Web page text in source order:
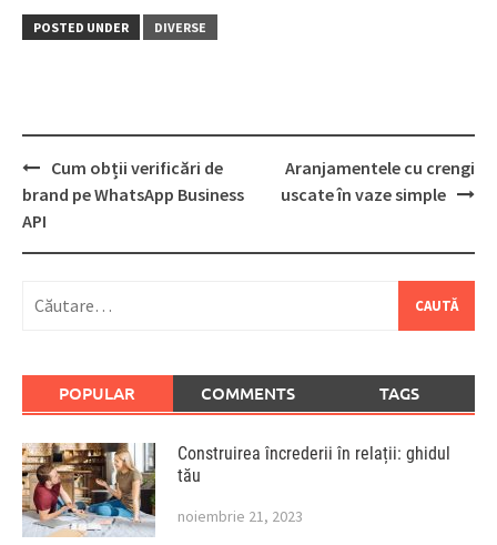
POSTED UNDER DIVERSE
Post
navigation
Cum obții verificări de
brand pe WhatsApp Business
API
Aranjamentele cu crengi
uscate în vaze simple
după:
POPULAR COMMENTS TAGS
Construirea încrederii în relații: ghidul
tău
noiembrie 21, 2023